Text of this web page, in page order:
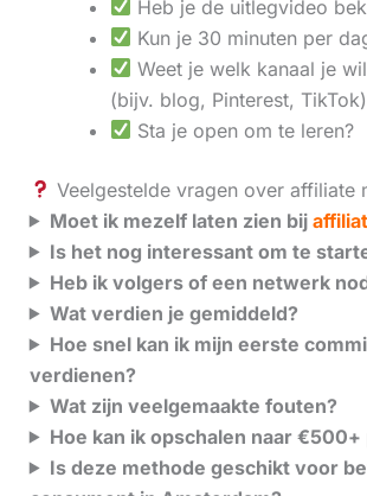
Heb je de uitlegvideo
Kun je 30 minuten per
Weet je welk kanaal je
(bijv. blog, Pinterest,
Sta je open om te leren?
Veelgestelde vragen over affiliate
Moet ik mezelf laten zien bij
Is het nog interessant om te
Heb ik volgers of een netwerk
Wat verdien je gemiddeld?
Hoe snel kan ik mijn eerste
verdienen?
Wat zijn veelgemaakte fouten?
Hoe kan ik opschalen naar €500+
Is deze methode geschikt voor